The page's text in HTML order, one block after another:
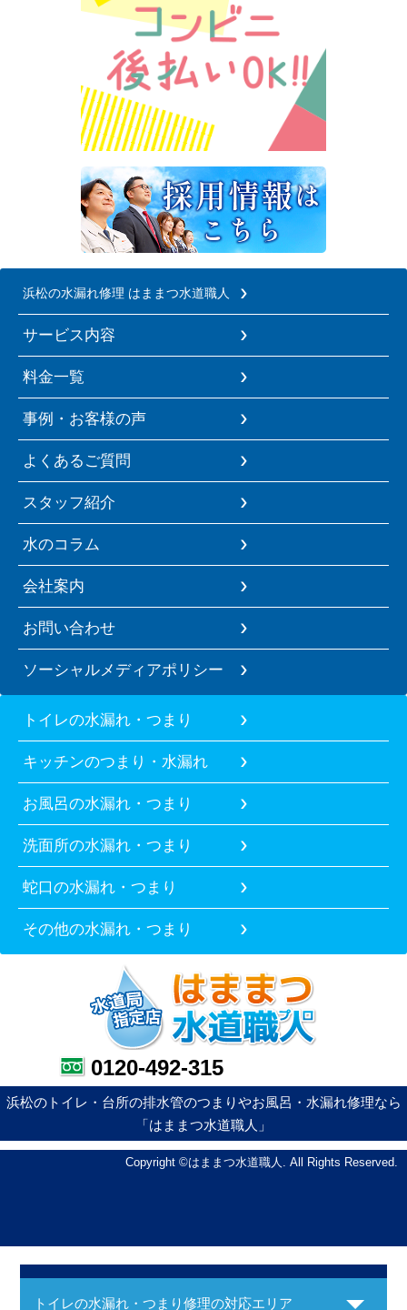
浜松の水漏れ修理 はままつ水道職人
サービス内容
料金一覧
事例・お客様の声
よくあるご質問
スタッフ紹介
水のコラム
会社案内
お問い合わせ
ソーシャルメディアポリシー
トイレの水漏れ・つまり
キッチンのつまり・水漏れ
お風呂の水漏れ・つまり
洗面所の水漏れ・つまり
蛇口の水漏れ・つまり
その他の水漏れ・つまり
0120-492-315
浜松のトイレ・台所の排水管のつまりやお風呂・水漏れ修理なら
「はままつ水道職人」
Copyright ©はままつ水道職人. All Rights Reserved.
トイレの水漏れ・つまり修理の対応エリア